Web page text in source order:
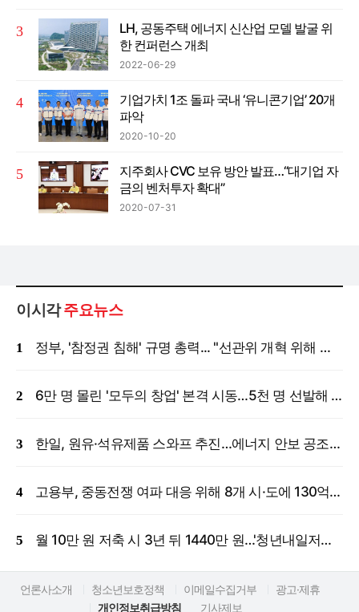
LH, 공동주택 에너지 신산업 모델 발굴 위
한 컨퍼런스 개최
2022-06-29
기업가치 1조 돌파 국내 ‘유니콘기업’ 20개
파악
2020-10-20
지주회사 CVC 보유 방안 발표…“대기업 자
금의 벤처투자 확대”
2020-07-31
이시각주요뉴스
정부, '참정권 침해' 규명 총력... "선관위 개혁 위해 국정조사 등 모든 조치"
6만 명 몰린 '모두의 창업' 본격 시동…5천 명 선발해 밀착 지원
한일, 원유·석유제품 스와프 추진…에너지 안보 공조 강화
고용부, 중동전쟁 여파 대응 위해 8개 시·도에 130억 원 긴급 투입
월 10만 원 저축 시 3년 뒤 1440만 원…'청년내일저축계좌' 신규 모집
언론사소개 청소년보호정책 이메일수집거부
광고·제휴
개인정보취급방침
기사제보